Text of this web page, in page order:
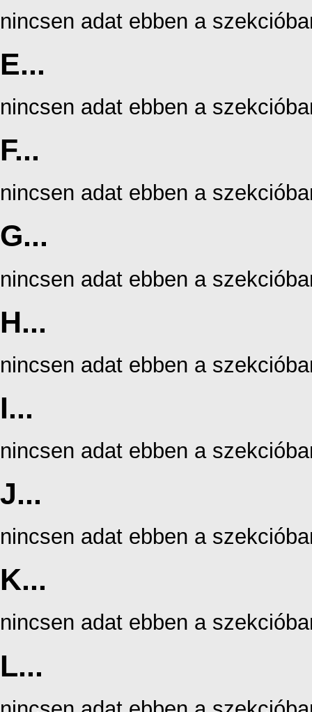
nincsen adat ebben a
E...
nincsen adat ebben a
F...
nincsen adat ebben a
G...
nincsen adat ebben a
H...
nincsen adat ebben a
I...
nincsen adat ebben a
J...
nincsen adat ebben a
K...
nincsen adat ebben a
L...